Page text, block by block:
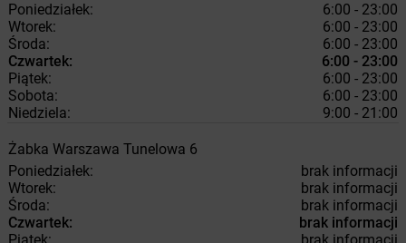
Poniedziałek:
6:00 - 23:00
Wtorek:
6:00 - 23:00
Środa:
6:00 - 23:00
Czwartek:
6:00 - 23:00
Piątek:
6:00 - 23:00
Sobota:
6:00 - 23:00
Niedziela:
9:00 - 21:00
Żabka Warszawa Tunelowa 6
Poniedziałek:
brak informacji
Wtorek:
brak informacji
Środa:
brak informacji
Czwartek:
brak informacji